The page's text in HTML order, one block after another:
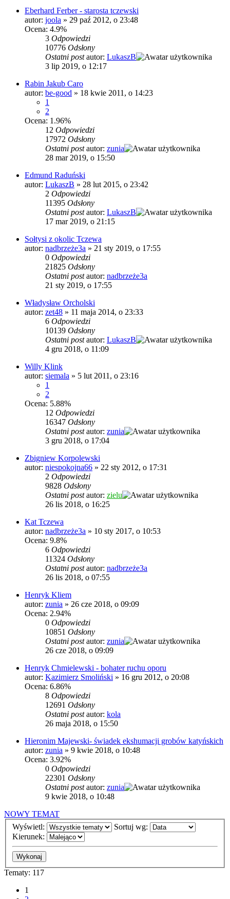
Eberhard Ferber - starosta tczewski
autor: joola » 29 paź 2012, o 23:48
Ocena: 4.9%
3 Odpowiedzi
10776 Odsłony
Ostatni postautor: LukaszB
3 lip 2019, o 12:17
Rabin Jakub Caro
autor: be-good » 18 kwie 2011, o 14:23
1
2
Ocena: 1.96%
12 Odpowiedzi
17972 Odsłony
Ostatni postautor: zunia
28 mar 2019, o 15:50
Edmund Raduński
autor: LukaszB » 28 lut 2015, o 23:42
2 Odpowiedzi
11395 Odsłony
Ostatni postautor: LukaszB
17 mar 2019, o 21:15
Sołtysi z okolic Tczewa
autor: nadbrzeże3a » 21 sty 2019, o 17:55
0 Odpowiedzi
21825 Odsłony
Ostatni postautor: nadbrzeże3a
21 sty 2019, o 17:55
Władysław Orcholski
autor: zet48 » 11 maja 2014, o 23:33
6 Odpowiedzi
10139 Odsłony
Ostatni postautor: LukaszB
4 gru 2018, o 11:09
Willy Klink
autor: siemala » 5 lut 2011, o 23:16
1
2
Ocena: 5.88%
12 Odpowiedzi
16347 Odsłony
Ostatni postautor: zunia
3 gru 2018, o 17:04
Zbigniew Korpolewski
autor: niespokojna66 » 22 sty 2012, o 17:31
2 Odpowiedzi
9828 Odsłony
Ostatni postautor: zielu
26 lis 2018, o 16:25
Kat Tczewa
autor: nadbrzeże3a » 10 sty 2017, o 10:53
Ocena: 9.8%
6 Odpowiedzi
11324 Odsłony
Ostatni postautor: nadbrzeże3a
26 lis 2018, o 07:55
Henryk Kliem
autor: zunia » 26 cze 2018, o 09:09
Ocena: 2.94%
0 Odpowiedzi
10851 Odsłony
Ostatni postautor: zunia
26 cze 2018, o 09:09
Henryk Chmielewski - bohater ruchu oporu
autor: Kazimierz Smoliński » 16 gru 2012, o 20:08
Ocena: 6.86%
8 Odpowiedzi
12691 Odsłony
Ostatni postautor: kola
26 maja 2018, o 15:50
Hieronim Majewski- świadek ekshumacji grobów katyńskich
autor: zunia » 9 kwie 2018, o 10:48
Ocena: 3.92%
0 Odpowiedzi
22301 Odsłony
Ostatni postautor: zunia
9 kwie 2018, o 10:48
NOWY TEMAT
Wyświetl:
Sortuj wg:
Kierunek:
Tematy: 117
1